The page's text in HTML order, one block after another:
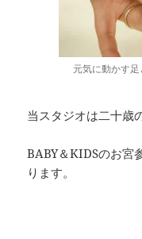
元気に動かす
当スタジオは二十歳
BABY＆KIDSのお宮
ります。